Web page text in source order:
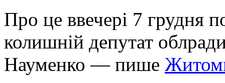
Про це ввечері 7 грудня
колишній депутат
Науменко — пише